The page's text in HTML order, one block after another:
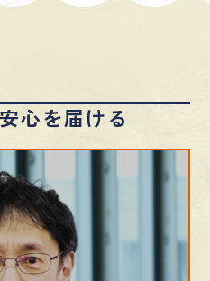
心を届ける